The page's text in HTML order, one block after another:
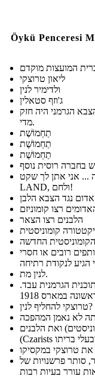
Öykü Penceresi
המועצות מוקדם
ליאון טרוצקי
ולדימיר לנין
ג'וזף סטאלין
הגרמני היה חזק
מדי.
תַחְמוֹשֶׁת
תַחְמוֹשֶׁת
תַחְמוֹשֶׁת
... אני אתן לך שקט,
LAND, ולחם!
רצו קומוניזם
הלבנים רצו הצאר
רובים או חסרי
לנין מת.
הגרמנית עבד.
טרוצקי להחליף לנין?
ואת הלבנים
סותר פרשנויות של